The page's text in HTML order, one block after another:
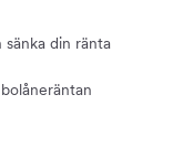
sänka din ränta